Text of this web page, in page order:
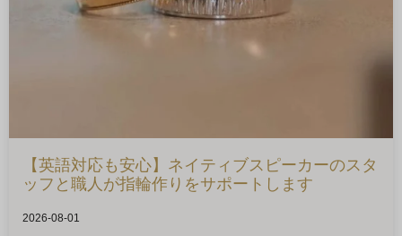
【英語対応も安心】ネイティブスピーカーのスタ
ッフと職人が指輪作りをサポートします
2026-08-01